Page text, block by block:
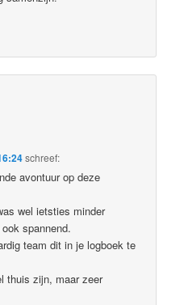
schreef:
avontuur op deze
wel ietsties minder
spannend.
team dit in je logboek te
thuis zijn, maar zeer